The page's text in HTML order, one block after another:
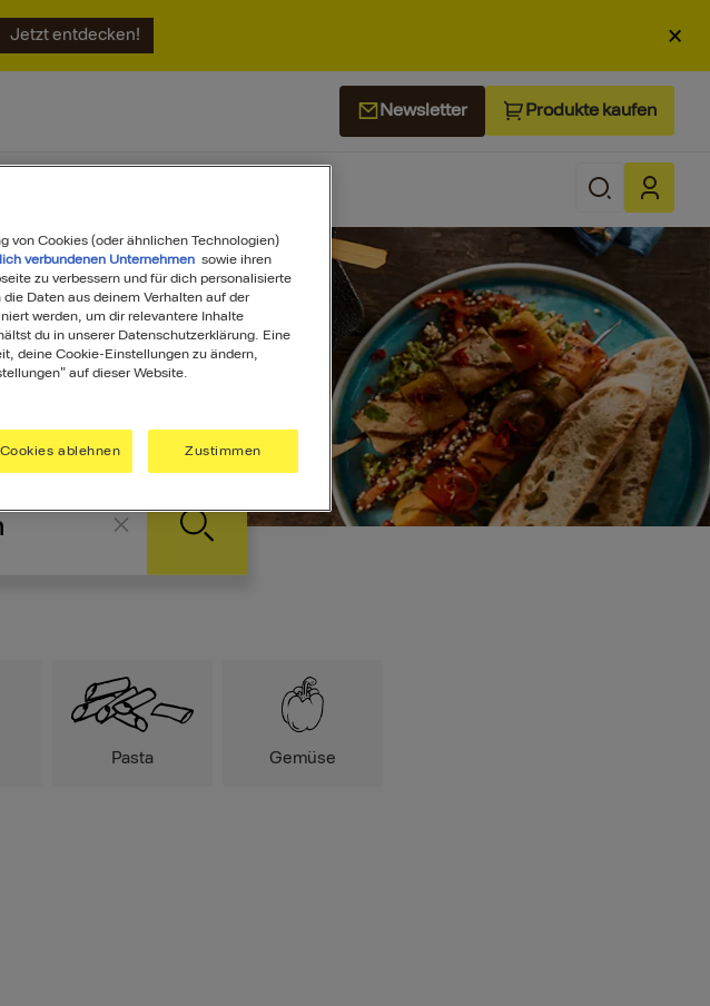
Jetzt entdecken! ×
Newsletter Produkte kaufen
sein?
Pasta Gemüse
von Cookies (oder ähnlichen Technologien)
verbundenen Unternehmen sowie ihren
zu verbessern und für dich personalisierte
Daten aus deinem Verhalten auf der
werden, um dir relevantere Inhalte
du in unserer Datenschutzerklärung. Eine
deine Cookie-Einstellungen zu ändern,
auf dieser Website.
ablehnen Zustimmen